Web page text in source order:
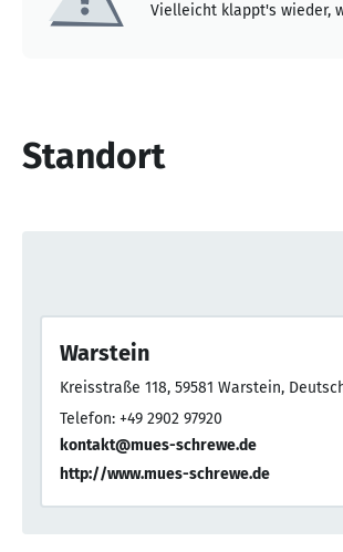
Vielleicht klappt's wieder,
Standort
Warstein
Kreisstraße 118, 59581 Warstein,
Telefon: +49 2902 97920
kontakt@mues-schrewe.de
http://www.mues-schrewe.de